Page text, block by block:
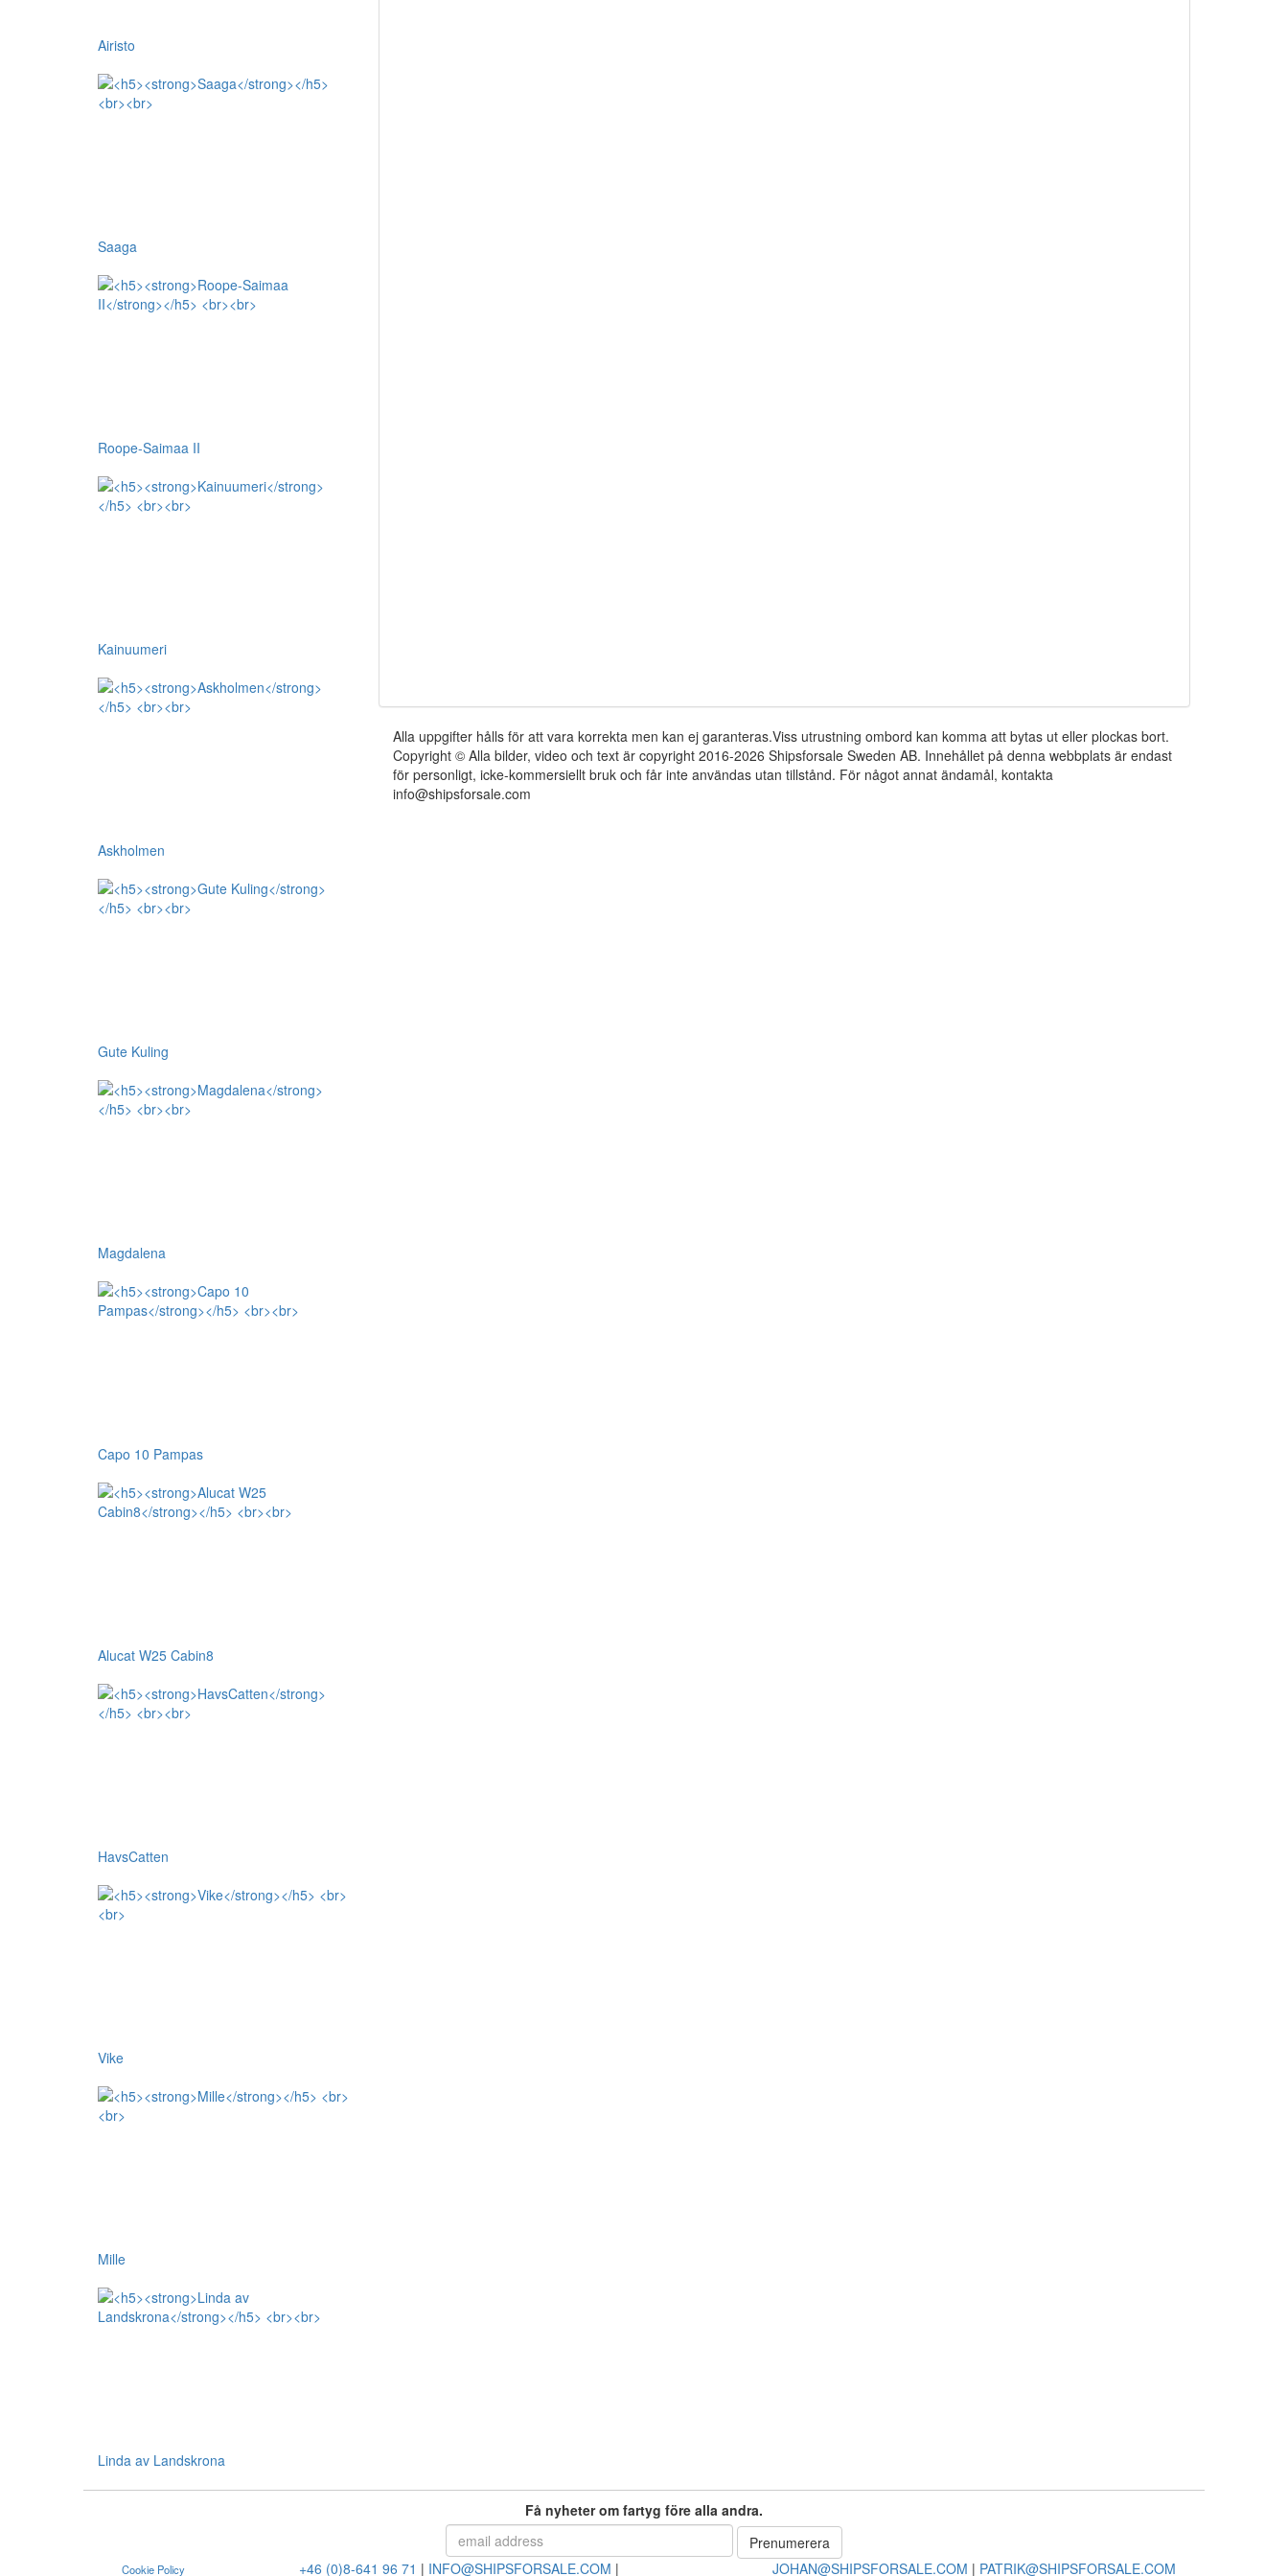
Airisto
Saaga
Roope-Saimaa II
Kainuumeri
Askholmen
Gute Kuling
Magdalena
Capo 10 Pampas
Alucat W25 Cabin8
HavsCatten
Vike
Mille
Linda av Landskrona
Alla uppgifter hålls för att vara korrekta men kan ej garanteras.Viss utrustning ombord kan komma att bytas ut eller plockas bort.
Copyright © Alla bilder, video och text är copyright 2016-2026 Shipsforsale Sweden AB. Innehållet på denna webbplats är endast
för personligt, icke-kommersiellt bruk och får inte användas utan tillstånd. För något annat ändamål, kontakta
info@shipsforsale.com
Få nyheter om fartyg före alla andra.
Cookie Policy +46 (0)8-641 96 71 | INFO@SHIPSFORSALE.COM | JOHAN@SHIPSFORSALE.COM | PATRIK@SHIPSFORSALE.COM